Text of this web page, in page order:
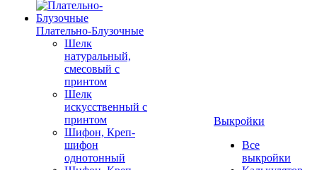
Плательно-Блузочные
Шелк
натуральный,
смесовый с
принтом
Шелк
искусственный с
принтом
Шифон, Креп-
шифон
однотонный
Выкройки
Все
выкройки